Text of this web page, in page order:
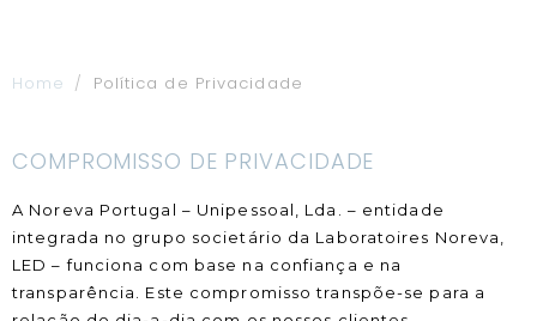
Home Política de Privacidade
COMPROMISSO DE PRIVACIDADE
A Noreva Portugal – Unipessoal, Lda. – entidade
integrada no grupo societário da Laboratoires Noreva,
LED – funciona com base na confiança e na
transparência. Este compromisso transpõe-se para a